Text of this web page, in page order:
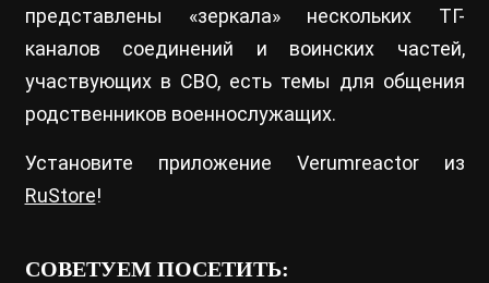
представлены «зеркала» нескольких ТГ-
каналов соединений и воинских частей,
участвующих в СВО, есть темы для общения
родственников военнослужащих.
Установите приложение Verumreactor из
RuStore!
СОВЕТУЕМ ПОСЕТИТЬ: